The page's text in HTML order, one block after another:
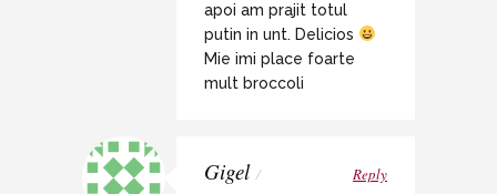
apoi am prajit totul
putin in unt. Delicios
Mie imi place foarte
mult broccoli
Gigel /
Reply